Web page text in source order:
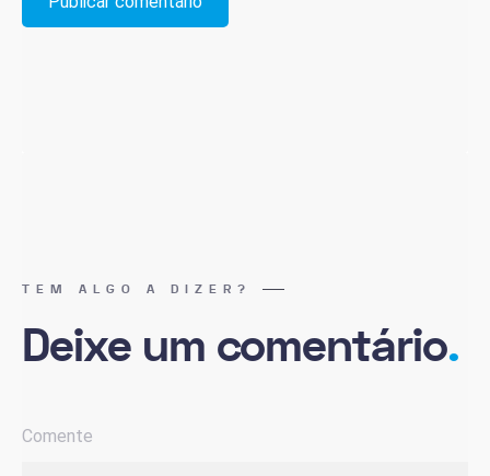
TEM ALGO A DIZER?
Deixe um comentário.
Comente